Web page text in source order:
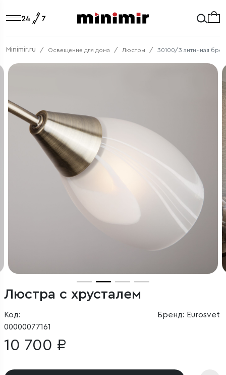
Minimir.ru Освещение для дома Люстры 30100/3 античная
Люстра с хрусталем
Код:
00000077161
Бренд: Eurosvet
10 700 ₽